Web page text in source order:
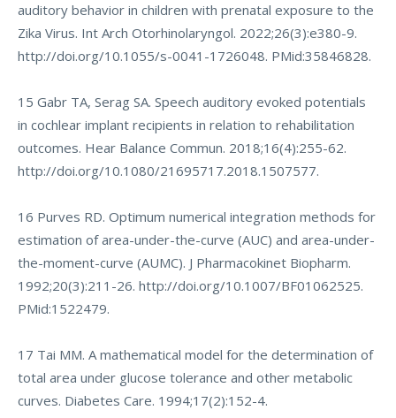
auditory behavior in children with prenatal exposure to the
Zika Virus. Int Arch Otorhinolaryngol. 2022;26(3):e380-9.
http://doi.org/10.1055/s-0041-1726048. PMid:35846828.
15 Gabr TA, Serag SA. Speech auditory evoked potentials
in cochlear implant recipients in relation to rehabilitation
outcomes. Hear Balance Commun. 2018;16(4):255-62.
http://doi.org/10.1080/21695717.2018.1507577.
16 Purves RD. Optimum numerical integration methods for
estimation of area-under-the-curve (AUC) and area-under-
the-moment-curve (AUMC). J Pharmacokinet Biopharm.
1992;20(3):211-26. http://doi.org/10.1007/BF01062525.
PMid:1522479.
17 Tai MM. A mathematical model for the determination of
total area under glucose tolerance and other metabolic
curves. Diabetes Care. 1994;17(2):152-4.